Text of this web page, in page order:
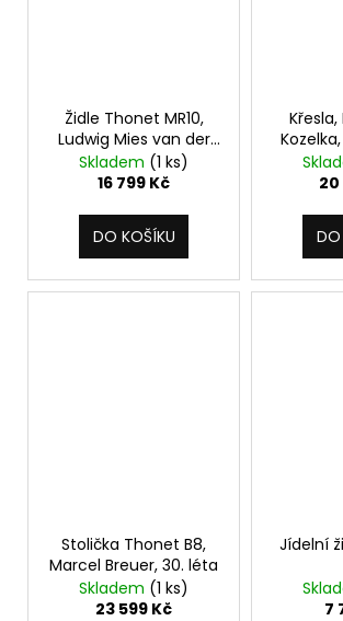
Židle Thonet MR10,
Ludwig Mies van der
Rohe, 80. léta
Skladem (1 ks)
16 799 Kč
DO KOŠÍKU
20
DO
Stolička Thonet B8,
Marcel Breuer, 30. léta
Skladem (1 ks)
23 599 Kč
Jídelní
7